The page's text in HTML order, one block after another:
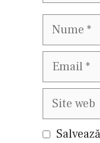
Nume
Email
Site
web